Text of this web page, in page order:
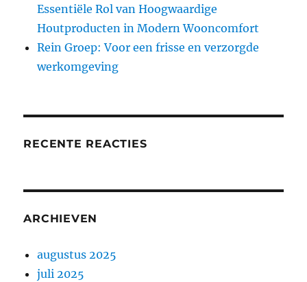
Essentiële Rol van Hoogwaardige
Houtproducten in Modern Wooncomfort
Rein Groep: Voor een frisse en verzorgde
werkomgeving
RECENTE REACTIES
ARCHIEVEN
augustus 2025
juli 2025